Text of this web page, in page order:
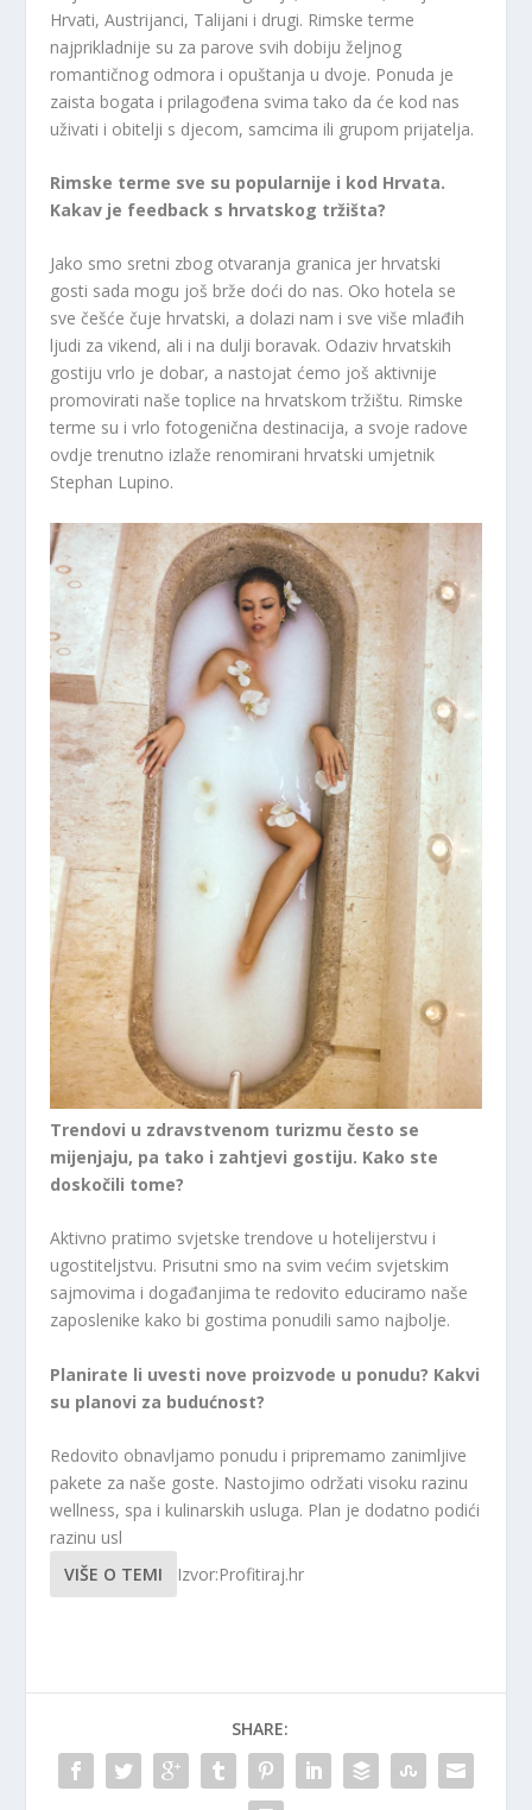
Hrvati, Austrijanci, Talijani i drugi. Rimske terme
najprikladnije su za parove svih dobiju željnog
romantičnog odmora i opuštanja u dvoje. Ponuda je
zaista bogata i prilagođena svima tako da će kod nas
uživati ​​i obitelji s djecom, samcima ili grupom prijatelja.
Rimske terme sve su popularnije i kod Hrvata.
Kakav je feedback s hrvatskog tržišta?
Jako smo sretni zbog otvaranja granica jer hrvatski
gosti sada mogu još brže doći do nas. Oko hotela se
sve češće čuje hrvatski, a dolazi nam i sve više mlađih
ljudi za vikend, ali i na dulji boravak. Odaziv hrvatskih
gostiju vrlo je dobar, a nastojat ćemo još aktivnije
promovirati naše toplice na hrvatskom tržištu. Rimske
terme su i vrlo fotogenična destinacija, a svoje radove
ovdje trenutno izlaže renomirani hrvatski umjetnik
Stephan Lupino.
Trendovi u zdravstvenom turizmu često se
mijenjaju, pa tako i zahtjevi gostiju. Kako ste
doskočili tome?
Aktivno pratimo svjetske trendove u hotelijerstvu i
ugostiteljstvu. Prisutni smo na svim većim svjetskim
sajmovima i događanjima te redovito educiramo naše
zaposlenike kako bi gostima ponudili samo najbolje.
Planirate li uvesti nove proizvode u ponudu? Kakvi
su planovi za budućnost?
Redovito obnavljamo ponudu i pripremamo zanimljive
pakete za naše goste. Nastojimo održati visoku razinu
wellness, spa i kulinarskih usluga. Plan je dodatno podići
razinu usl
VIŠE O TEMI
Izvor:Profitiraj.hr
SHARE: